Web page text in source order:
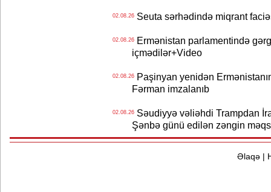
02.08.26Seuta sərhədində miqrant
02.08.26Ermənistan parlamentində
içmədilər+Video
02.08.26Paşinyan yenidən
Fərman imzalanıb
02.08.26Səudiyyə vəliəhdi Trampdan
Şənbə günü edilən zəngin
Əlaqə|